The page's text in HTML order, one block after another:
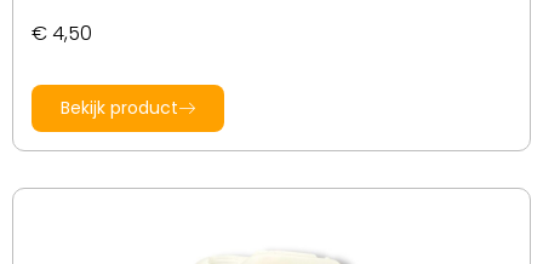
€4,50
Bekijk product